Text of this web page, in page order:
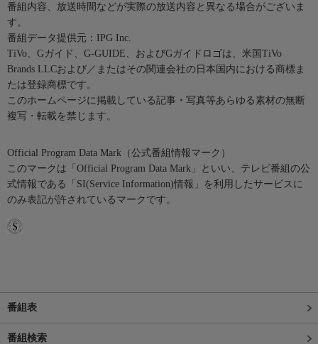
番組内容、放送時間などが実際の放送内容と異なる場合がございま
す。
番組データ提供元：IPG Inc.
TiVo、Gガイド、G-GUIDE、およびGガイドロゴは、米国TiVo
Brands LLCおよび／またはその関連会社の日本国内における商標ま
たは登録商標です。
このホームページに掲載している記事・写真等あらゆる素材の無断
複写・転載を禁じます。
Official Program Data Mark（公式番組情報マーク）
このマークは「Official Program Data Mark」といい、テレビ番組の公
式情報である「SI(Service Information)情報」を利用したサービスに
のみ表記が許されているマークです。
番組表
番組検索